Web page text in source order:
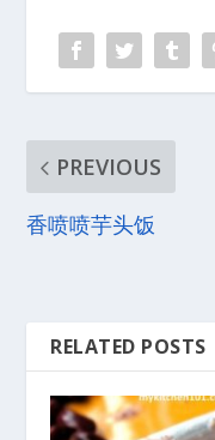
PREVIOUS
香喷喷芋头饭
RELATED POSTS